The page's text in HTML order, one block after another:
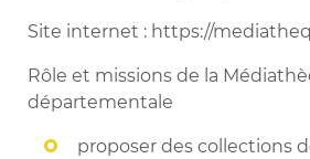
Site internet : https://
Rôle et missions de la
départementale
proposer des collections